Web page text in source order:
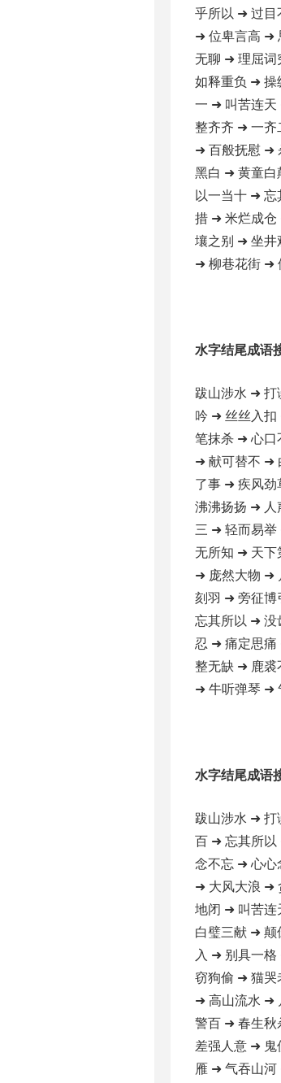
乎所以 ➜ 过
➜ 位卑言高 ➜
无聊 ➜ 理屈
如释重负 ➜
一 ➜ 叫苦连
整齐齐 ➜ 一
➜ 百般抚慰 ➜
黑白 ➜ 黄童
以一当十 ➜
措 ➜ 米烂成
壤之别 ➜ 坐
➜ 柳巷花街 ➜
水字结尾成语
跋山涉水 ➜
吟 ➜ 丝丝入
笔抹杀 ➜ 心
➜ 献可替不 ➜
了事 ➜ 疾风
沸沸扬扬 ➜
三 ➜ 轻而易
无所知 ➜ 天
➜ 庞然大物 ➜
刻羽 ➜ 旁征
忘其所以 ➜
忍 ➜ 痛定思
整无缺 ➜ 鹿
➜ 牛听弹琴 ➜
水字结尾成语
跋山涉水 ➜
百 ➜ 忘其所
念不忘 ➜ 心
➜ 大风大浪 ➜
地闭 ➜ 叫苦
白璧三献 ➜
入 ➜ 别具一
窃狗偷 ➜ 猫
➜ 高山流水 ➜
警百 ➜ 春生
差强人意 ➜
雁 ➜ 气吞山